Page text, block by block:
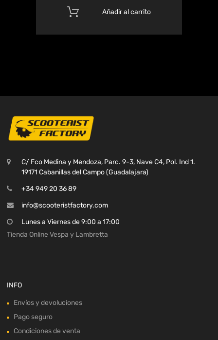
Añadir al carrito
C/ Fco Medina y Mendoza, Parc. 9-3, Nave C4, Pol. Ind 1.
19171 Cabanillas del Campo (Guadalajara)
+34 949 20 36 89
info@scooteristfactory.com
Lunes a Viernes de 9:00 a 17:00
Tienda Online Vespa y Lambretta
INFO
Envíos y devoluciones
Pago seguro
Condiciones de venta